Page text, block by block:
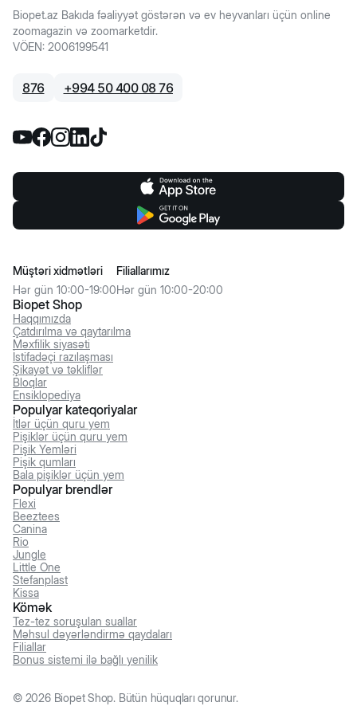
Biopet.az Bakıda fəaliyyət göstərən və ev heyvanları üçün online
zoomagazin və zoomarketdir.
VÖEN: 2006199541
876 +994 50 400 08 76
Biopet Shop
Haqqımızda
Çatdırılma və qaytarılma
Məxfilik siyasəti
İstifadəçi razılaşması
Şikayət və təkliflər
Bloqlar
Ensiklopediya
Müştəri xidmətləri
Hər gün 10:00-19:00
Filiallarımız
Hər gün 10:00-20:00
Populyar kateqoriyalar
İtlər üçün quru yem
Pişiklər üçün quru yem
Pişik Yemləri
Pişik qumları
Bala pişiklər üçün yem
Populyar brendlər
Flexi
Beeztees
Canina
Rio
Jungle
Little One
Stefanplast
Kissa
Kömək
Tez-tez soruşulan suallar
Məhsul dəyərləndirmə qaydaları
Filiallar
Bonus sistemi ilə bağlı yenilik
© 2026Biopet Shop. Bütün hüquqları qorunur.